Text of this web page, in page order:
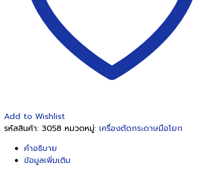
Add to Wishlist
รหัสสินค้า: 3058 หมวดหมู่: เครื่องตัดกระดาษมือโยก
คำอธิบาย
ข้อมูลเพิ่มเติม